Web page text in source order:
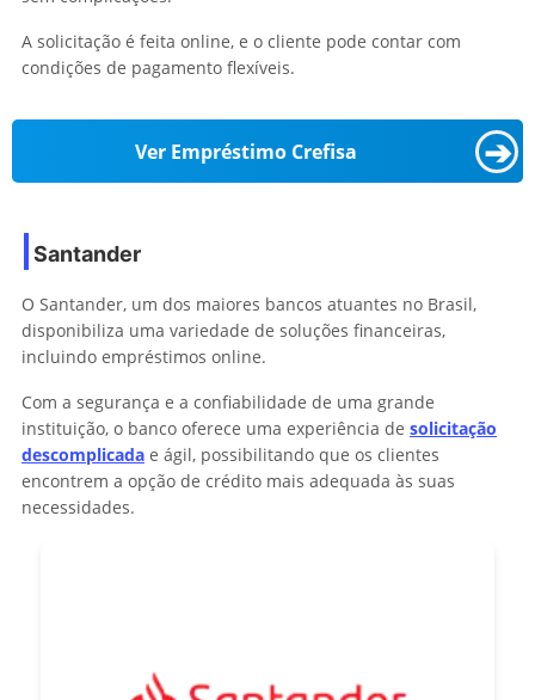
A solicitação é feita online, e o cliente pode contar com
condições de pagamento flexíveis.
Ver Empréstimo Crefisa ➔
Santander
O Santander, um dos maiores bancos atuantes no Brasil,
disponibiliza uma variedade de soluções financeiras,
incluindo empréstimos online.
Com a segurança e a confiabilidade de uma grande
instituição, o banco oferece uma experiência de solicitação
descomplicada e ágil, possibilitando que os clientes
encontrem a opção de crédito mais adequada às suas
necessidades.